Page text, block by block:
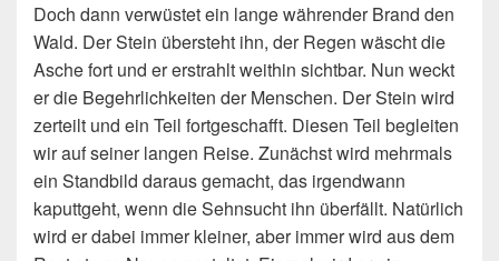
Doch dann verwüstet ein lange währender Brand den
Wald. Der Stein übersteht ihn, der Regen wäscht die
Asche fort und er erstrahlt weithin sichtbar. Nun weckt
er die Begehrlichkeiten der Menschen. Der Stein wird
zerteilt und ein Teil fortgeschafft. Diesen Teil begleiten
wir auf seiner langen Reise. Zunächst wird mehrmals
ein Standbild daraus gemacht, das irgendwann
kaputtgeht, wenn die Sehnsucht ihn überfällt. Natürlich
wird er dabei immer kleiner, aber immer wird aus dem